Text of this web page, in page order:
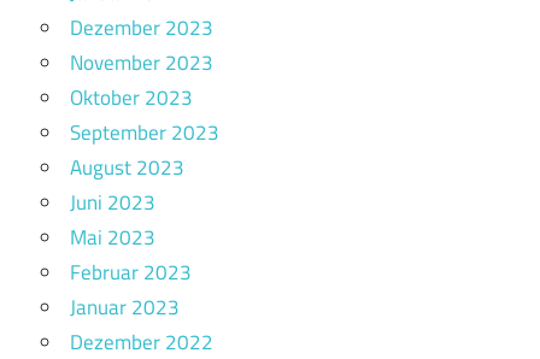
Dezember 2023
November 2023
Oktober 2023
September 2023
August 2023
Juni 2023
Mai 2023
Februar 2023
Januar 2023
Dezember 2022